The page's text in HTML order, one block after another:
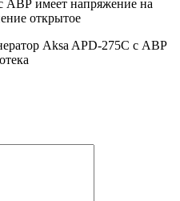
АВР имеет напряжение на
открытое
Aksa APD-275C с АВР